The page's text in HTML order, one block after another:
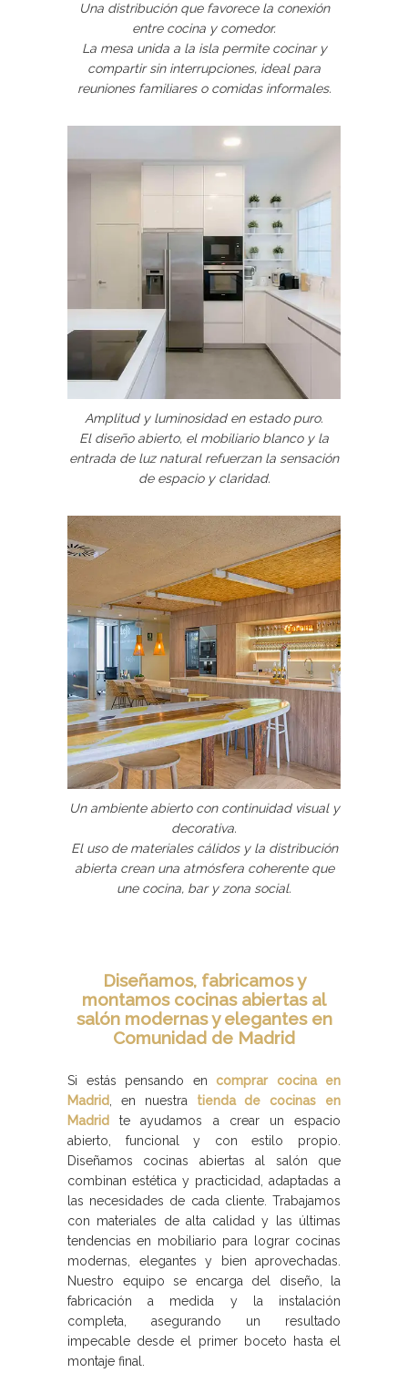
Una distribución que favorece la conexión
entre cocina y comedor.
La mesa unida a la isla permite cocinar y
compartir sin interrupciones, ideal para
reuniones familiares o comidas informales.
Amplitud y luminosidad en estado puro.
El diseño abierto, el mobiliario blanco y la
entrada de luz natural refuerzan la sensación
de espacio y claridad.
Un ambiente abierto con continuidad visual y
decorativa.
El uso de materiales cálidos y la distribución
abierta crean una atmósfera coherente que
une cocina, bar y zona social.
Diseñamos, fabricamos y
montamos cocinas abiertas al
salón modernas y elegantes en
Comunidad de Madrid
Si estás pensando en comprar cocina en
Madrid
, en nuestra tienda de cocinas en
Madrid
te ayudamos a crear un espacio
abierto, funcional y con estilo propio.
Diseñamos cocinas abiertas al salón que
combinan estética y practicidad, adaptadas a
las necesidades de cada cliente. Trabajamos
con materiales de alta calidad y las últimas
tendencias en mobiliario para lograr cocinas
modernas, elegantes y bien aprovechadas.
Nuestro equipo se encarga del diseño, la
fabricación a medida y la instalación
completa, asegurando un resultado
impecable desde el primer boceto hasta el
montaje final.